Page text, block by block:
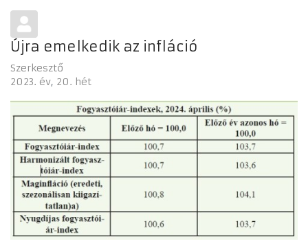
Újra emelkedik az infláció
Szerkesztő
2023. év 20. hét